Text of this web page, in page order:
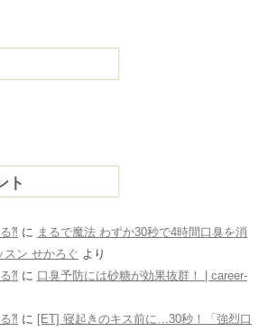
ト
⁈ に まるで魔法 わずか30秒で4時間口臭を消
スン せかろぐ より
⁈ に 口臭予防には砂糖が効果抜群！ | career-
⁈ に [ET] 寝起きのキス前に…30秒！「強烈口